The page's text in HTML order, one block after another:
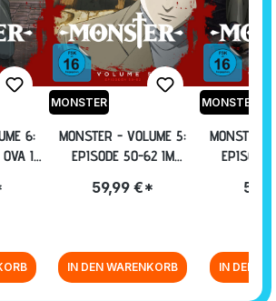
6:
IM
MONSTER
MONSTER - VOLUME 5:
EPISODE 50-62 IM
59,99 €*
IN DEN WARENKORB
MONSTER
MONSTER
IN DEN